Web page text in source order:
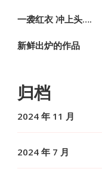
一袭红衣 冲上头….
新鲜出炉的作品
归档
2024 年 11 月
2024 年 7 月